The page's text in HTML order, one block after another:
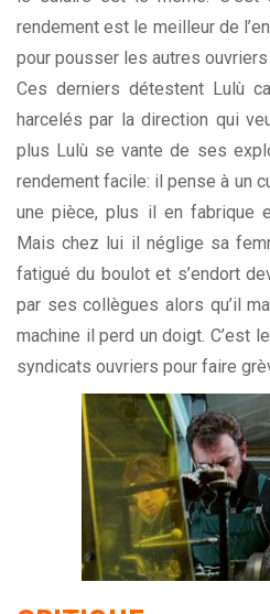
rendement est le meilleur de
pour pousser les autres
Ces derniers détestent Lulù
harcelés par la direction qui
plus Lulù se vante de ses
rendement facile: il pense à un
une pièce, plus il en fabrique
Mais chez lui il néglige sa
fatigué du boulot et s’endort
par ses collègues alors qu’il
machine il perd un doigt. C’est
syndicats ouvriers pour faire